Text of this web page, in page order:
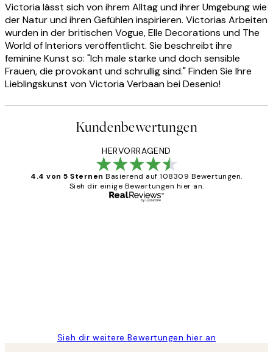
Victoria lässt sich von ihrem Alltag und ihrer Umgebung wie
der Natur und ihren Gefühlen inspirieren. Victorias Arbeiten
wurden in der britischen Vogue, Elle Decorations und The
World of Interiors veröffentlicht. Sie beschreibt ihre
feminine Kunst so: "Ich male starke und doch sensible
Frauen, die provokant und schrullig sind." Finden Sie Ihre
Lieblingskunst von Victoria Verbaan bei Desenio!
Kundenbewertungen
HERVORRAGEND
4.4 von 5 Sternen Basierend auf 108309 Bewertungen.
Sieh dir einige Bewertungen hier an.
Sieh dir weitere Bewertungen hier an